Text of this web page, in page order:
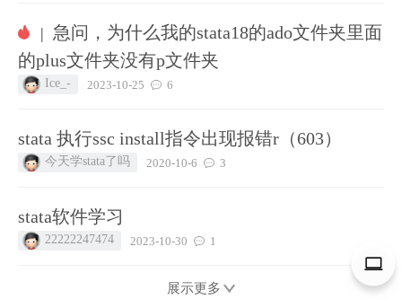
| 急问，为什么我的stata18的ado文件夹里面
的plus文件夹没有p文件夹
Ice_- 2023-10-25 6
stata 执行ssc install指令出现报错r（603）
今天学stata了吗 2020-10-6 3
stata软件学习
22222247474 2023-10-30 1
展示更多